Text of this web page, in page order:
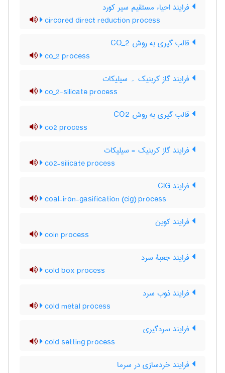
فرایند احیاء مستقیم سیر کورد
circored direct reduction process
قالب گیری به روش CO_2
co_2 process
فرایند گاز کربنیک ۔ سیلیکات
co_2-silicate process
قالب گیری به روش CO2
co2 process
فرایند گاز کربنیک - سیلیکات
co2-silicate process
فرایند CIG
coal-iron-gasification (cig) process
فرایند کوین
coin process
فرایند جعبۀ سرد
cold box process
فرایند ذوب سرد
cold metal process
فرایند سردگیری
cold setting process
فرایند خردسازی در سرما